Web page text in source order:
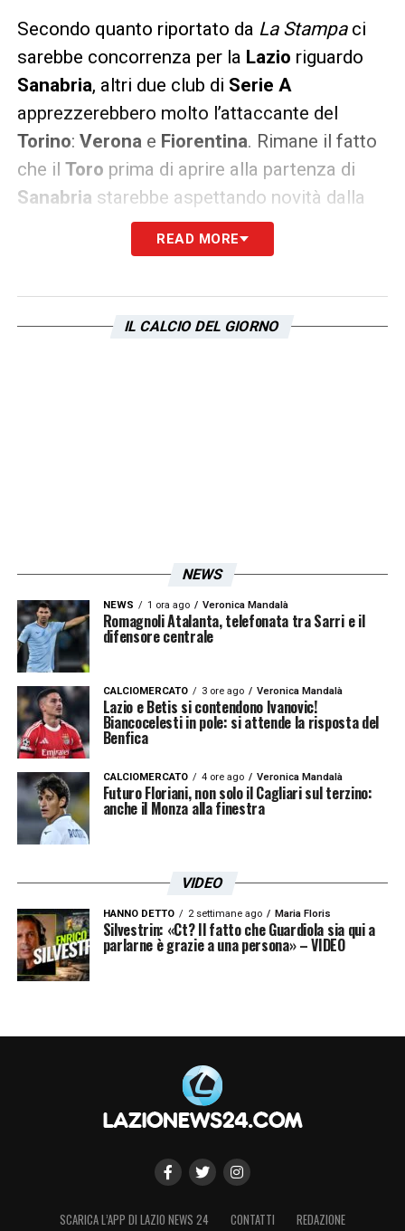
Secondo quanto riportato da La Stampaci
sarebbe concorrenza per la Lazio riguardo
Sanabria, altri due club di Serie A
apprezzerebbero molto l’attaccante del
Torino: Veronae Fiorentina. Rimane il fatto
che il Toro prima di aprire alla partenza di
Sanabria starebbe aspettando novità dalla
per quanto riguardaShomurodov
READ MORE
IL CALCIO DEL GIORNO
NEWS
NEWS 1 ora ago Veronica Mandalà
Romagnoli Atalanta, telefonata tra Sarri e il
difensore centrale
CALCIOMERCATO 3 ore ago Veronica Mandalà
Lazio e Betis si contendono Ivanovic!
Biancocelesti in pole: si attende la risposta del
Benfica
CALCIOMERCATO 4 ore ago Veronica Mandalà
Futuro Floriani, non solo il Cagliari sul terzino:
anche il Monza alla finestra
VIDEO
HANNO DETTO 2 settimane ago Maria Floris
Silvestrin: «Ct? Il fatto che Guardiola sia qui a
parlarne è grazie a una persona» – VIDEO
SCARICA L’APP DI LAZIO NEWS 24 CONTATTI REDAZIONE